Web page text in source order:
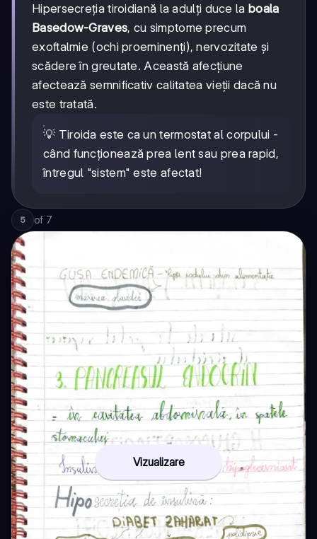
Hipersecreția tiroidiană la adulți duce la boala
Basedow-Graves, cu simptome precum
exoftalmie (ochi proeminenți), nervozitate și
scădere în greutate. Această afecțiune
afectează semnificativ calitatea vieții dacă nu
este tratată.
💡 Tiroida este ca un termostat al corpului -
când funcționează prea lent sau prea rapid,
întregul "sistem" este afectat!
5 of 7
Vizualizare